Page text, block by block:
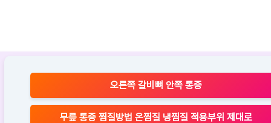
오른쪽 갈비뼈 안쪽 통증
무릎 통증 찜질방법 온찜질 냉찜질 적용부위 제대로